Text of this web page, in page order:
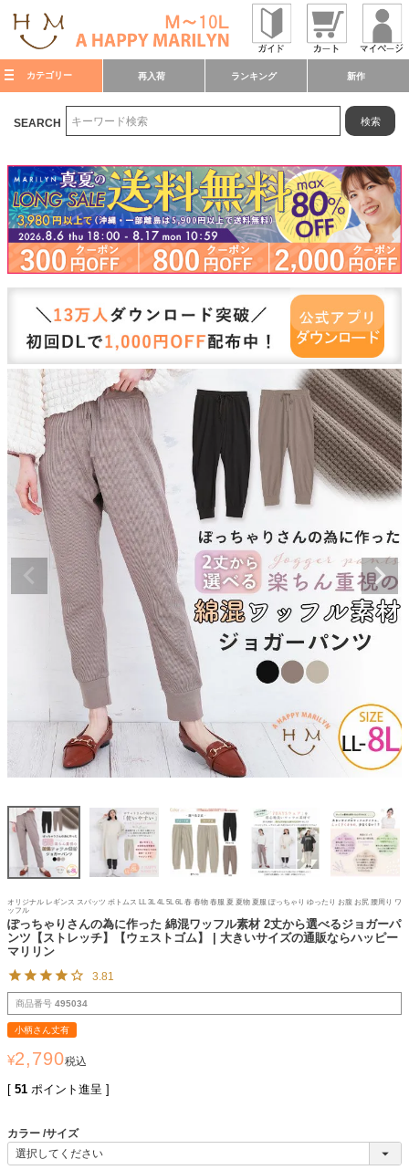
カテゴリー 再入荷 ランキング 新作
SEARCH 検索
オリジナル レギンス スパッツ ボトムス LL 3L 4L 5L 6L 春 春物 春服 夏 夏物 夏服 ぽっちゃり ゆったり お腹 お尻 腰周り ワ
ッフル
ぽっちゃりさんの為に作った 綿混ワッフル素材 2丈から選べるジョガーパ
ンツ【ストレッチ】【ウェストゴム】 | 大きいサイズの通販ならハッピー
マリリン
3.81
商品番号 495034
小柄さん丈有
¥2,790税込
[ 51 ポイント進呈 ]
カラー サイズ